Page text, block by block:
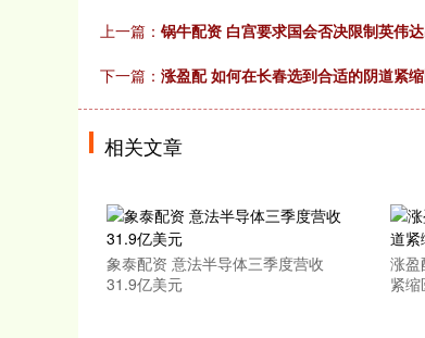
上一篇： 锅牛配资 白宫要求国会否决限制英伟
下一篇： 涨盈配 如何在长春选到合适的阴道紧
相关文章
象泰配资 意法半导体三季度营收
31.9亿美元
涨盈
紧